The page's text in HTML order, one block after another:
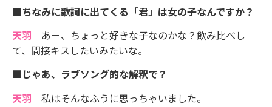
■ちなみに歌詞に出てくる「君」は女の子なんですか？
天羽 あー、ちょっと好きな子なのかな？飲み比べし
て、間接キスしたいみたいな。
■じゃあ、ラブソング的な解釈で？
天羽 私はそんなふうに思っちゃいました。